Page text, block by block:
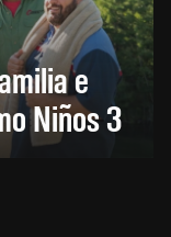
e
Niños 3